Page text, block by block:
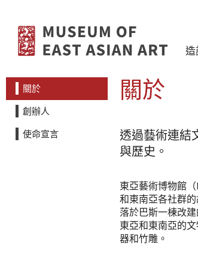
關於
創辦人
使命宣言
關於
透過藝術連結
與歷史。
東亞藝術博物館
和東南亞各社群的
落於巴斯一棟改
東亞和東南亞的
器和竹雕。